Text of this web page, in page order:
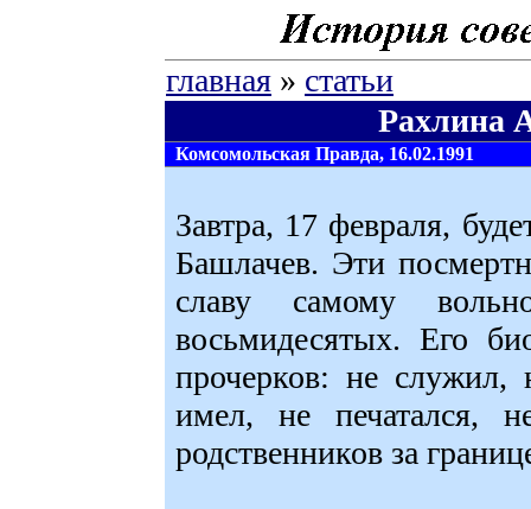
главная » статьи
Рахлина
Комсомольская Правда, 16.02.1991
Завтра, 17 февраля,
Башлачев. Эти
славу самому
восьмидесятых. Его
прочерков: не служил,
имел, не печатался,
родственников за